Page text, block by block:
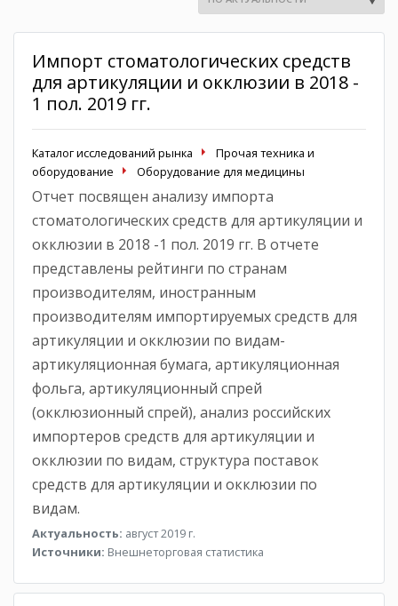
Импорт стоматологических средств
для артикуляции и окклюзии в 2018 -
1 пол. 2019 гг.
Каталог исследований рынка
Прочая техника и
оборудование
Оборудование для медицины
Отчет посвящен анализу импорта
стоматологических средств для артикуляции и
окклюзии в 2018 -1 пол. 2019 гг. В отчете
представлены рейтинги по странам
производителям, иностранным
производителям импортируемых средств для
артикуляции и окклюзии по видам-
артикуляционная бумага, артикуляционная
фольга, артикуляционный спрей
(окклюзионный спрей), анализ российских
импортеров средств для артикуляции и
окклюзии по видам, структура поставок
средств для артикуляции и окклюзии по
видам.
Актуальность: август 2019 г.
Источники: Внешнеторговая статистика